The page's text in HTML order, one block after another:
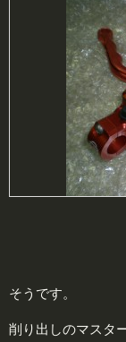
そうです。
削り出しのマスタ